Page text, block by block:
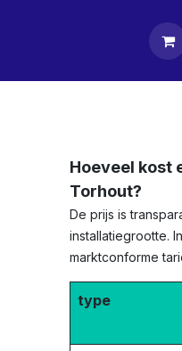
Contact
Hoeveel kost
Torhout?
De prijs is
installatiegrootte.
marktconforme
type